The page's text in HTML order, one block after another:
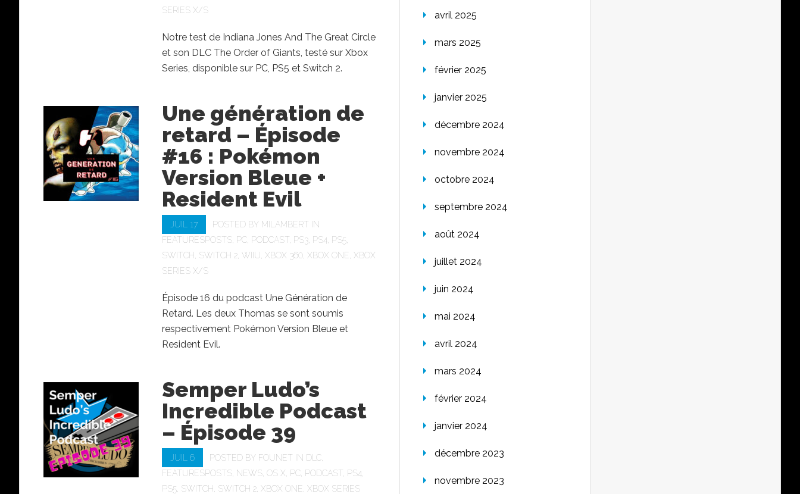
SERIES X/S
Notre test de Indiana Jones And The Great Circle
et son DLC The Order of Giants, testé sur Xbox
Series, disponible sur PC, PS5 et Switch 2.
Une génération de
retard – Épisode
#16 : Pokémon
Version Bleue +
Resident Evil
JUIL 17 POSTED BY MILAMBERT IN
FEATURESPOSTS PC PODCAST PS3 PS4 PS5
SWITCH
SWITCH 2 WIIU XBOX 360 XBOX ONE XBOX
SERIES X/S
Épisode 16 du podcast Une Génération de
Retard. Les deux Thomas se sont soumis
respectivement Pokémon Version Bleue et
Resident Evil.
Semper Ludo’s
Incredible Podcast
– Épisode 39
JUIL 6 POSTED BY FOUNET IN DLC
FEATURESPOSTS NEWS OS X PC PODCAST PS4
PS5 SWITCH SWITCH 2 XBOX ONE XBOX SERIES
avril 2025
mars 2025
février 2025
janvier 2025
décembre 2024
novembre 2024
octobre 2024
septembre 2024
août 2024
juillet 2024
juin 2024
mai 2024
avril 2024
mars 2024
février 2024
janvier 2024
décembre 2023
novembre 2023